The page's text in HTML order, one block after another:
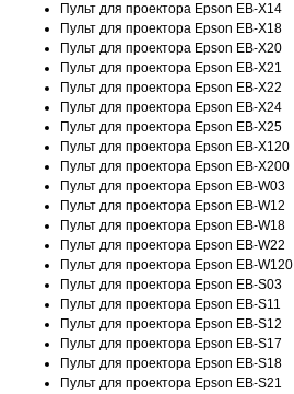
Пульт для проектора Epson EB-X14
Пульт для проектора Epson EB-X18
Пульт для проектора Epson EB-X20
Пульт для проектора Epson EB-X21
Пульт для проектора Epson EB-X22
Пульт для проектора Epson EB-X24
Пульт для проектора Epson EB-X25
Пульт для проектора Epson EB-X120
Пульт для проектора Epson EB-X200
Пульт для проектора Epson EB-W03
Пульт для проектора Epson EB-W12
Пульт для проектора Epson EB-W18
Пульт для проектора Epson EB-W22
Пульт для проектора Epson EB-W120
Пульт для проектора Epson EB-S03
Пульт для проектора Epson EB-S11
Пульт для проектора Epson EB-S12
Пульт для проектора Epson EB-S17
Пульт для проектора Epson EB-S18
Пульт для проектора Epson EB-S21